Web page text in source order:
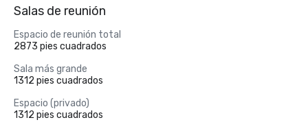
Salas de reunión
Espacio de reunión total
2873 pies cuadrados
Sala más grande
1312 pies cuadrados
Espacio (privado)
1312 pies cuadrados